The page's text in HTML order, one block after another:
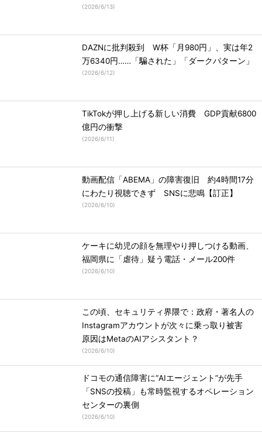
(2026/6/13)
DAZNに批判殺到 W杯「月980円」、実は年2
万6340円……「騙された」「ダークパターン」
(2026/6/12)
TikTokが押し上げる新しい消費 GDP貢献6800
億円の衝撃
(2026/6/11)
動画配信「ABEMA」の障害復旧 約4時間17分
にわたり視聴できず SNSに悲鳴【訂正】
(2026/6/10)
ケーキに幼児の顔を無理やり押しつける動画、
福岡県に「虐待」疑う電話・メール200件
(2026/6/10)
この頃、セキュリティ界隈で：政府・著名人の
Instagramアカウントが次々に乗っ取り被害
原因はMetaのAIアシスタント？
(2026/6/10)
ドコモの通信障害に“AIエージェント”が先手
「SNSの投稿」も常時監視するオペレーション
センターの裏側
(2026/6/10)